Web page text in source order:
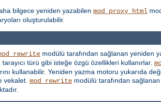
bilgece yeniden yazabilen mod_proxy_html
oluşturulabilir.
modülü tarafından sağlanan yeniden
türü gibi isteğe özgü özellikleri kullanırlar.
kullanabilir. Yeniden yazma motoru yukarıda
vekalet. mod_rewrite modülü tarafından sağlanan